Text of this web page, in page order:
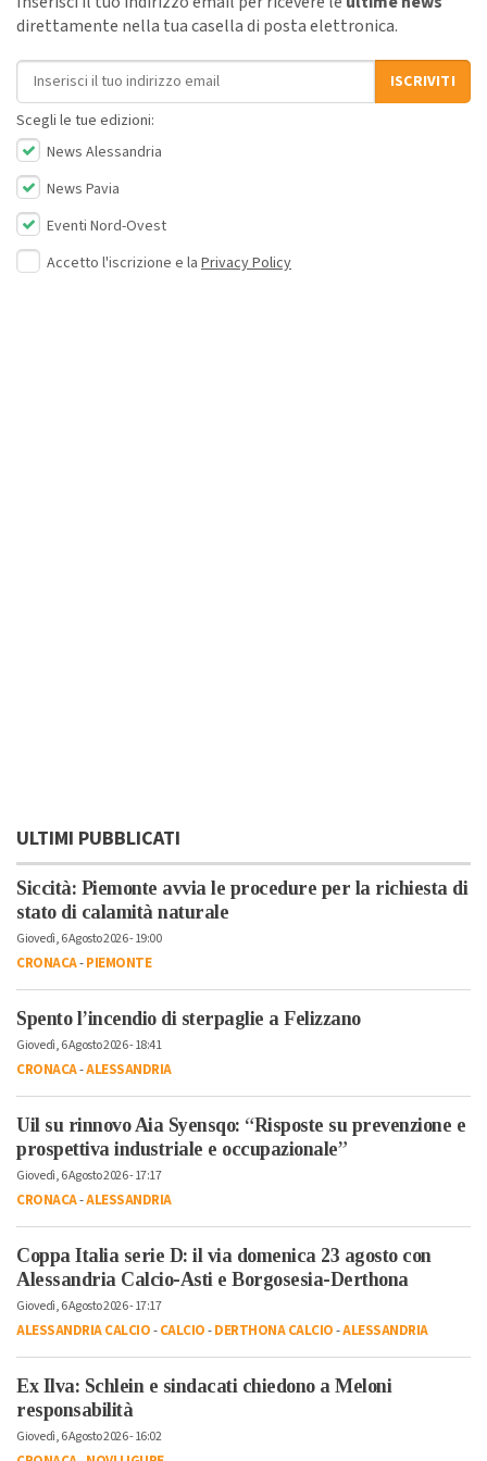
direttamente nella tua casella di posta elettronica.
Indirizzo email
ISCRIVITI
Scegli le tue edizioni:
News Alessandria
News Pavia
Eventi Nord-Ovest
Accetto l'iscrizione e la Privacy Policy
ULTIMI PUBBLICATI
Siccità: Piemonte avvia le procedure per la richiesta di
stato di calamità naturale
Giovedì, 6 Agosto 2026 - 19:00
CRONACA-PIEMONTE
Spento l’incendio di sterpaglie a Felizzano
Giovedì, 6 Agosto 2026 - 18:41
CRONACA-ALESSANDRIA
Uil su rinnovo Aia Syensqo: “Risposte su prevenzione e
prospettiva industriale e occupazionale”
Giovedì, 6 Agosto 2026 - 17:17
CRONACA-ALESSANDRIA
Coppa Italia serie D: il via domenica 23 agosto con
Alessandria Calcio-Asti e Borgosesia-Derthona
Giovedì, 6 Agosto 2026 - 17:17
ALESSANDRIA CALCIO-CALCIO-DERTHONA CALCIO-ALESSANDRIA
Ex Ilva: Schlein e sindacati chiedono a Meloni
responsabilità
Giovedì, 6 Agosto 2026 - 16:02